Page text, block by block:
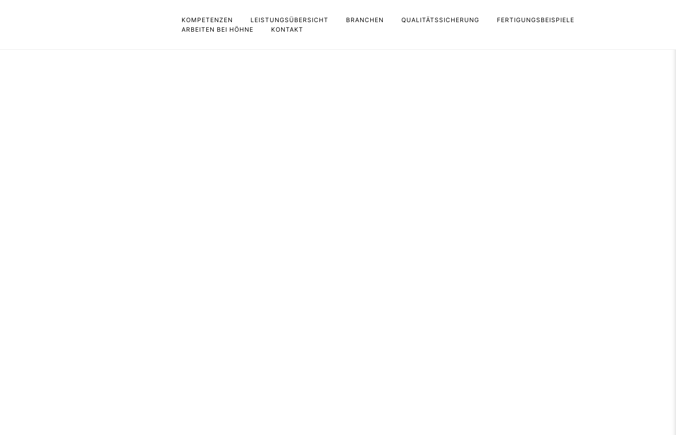
KOMPETENZEN LEISTUNGSÜBERSICHT BRANCHEN QUALITÄTSSICHERUNG
FERTIGUNGSBEISPIELE
ARBEITEN BEI HÖHNE
KONTAKT